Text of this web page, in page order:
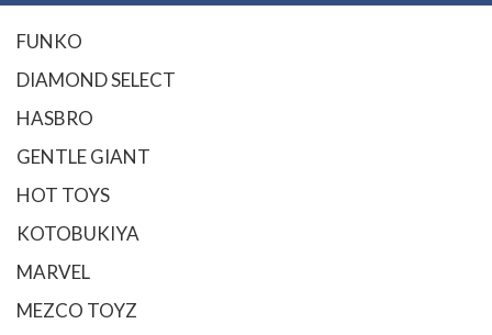
FUNKO
DIAMOND SELECT
HASBRO
GENTLE GIANT
HOT TOYS
KOTOBUKIYA
MARVEL
MEZCO TOYZ